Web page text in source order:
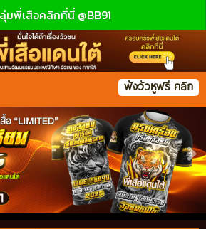
มพี่เสือคลิกที่นี่ @BB91
ฟังวัวหูฟรี คลิก